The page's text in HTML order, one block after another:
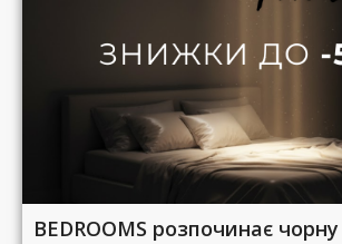
BEDROOMS розпочинає